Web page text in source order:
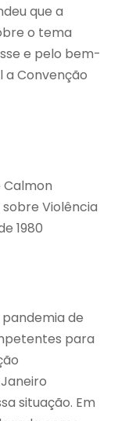
que a
o tema
e pelo bem-
a Convenção
Violência
1980
de
para
situação. Em